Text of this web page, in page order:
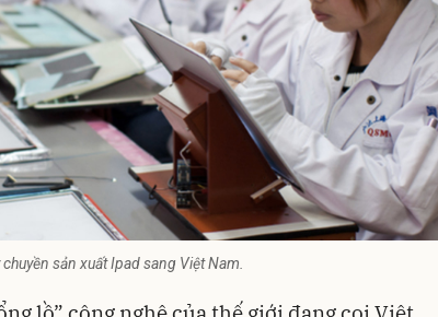
sản xuất Ipad sang Việt Nam.